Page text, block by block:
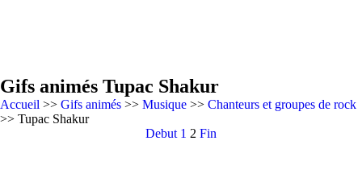
Gifs animés Tupac Shakur
Accueil >> Gifs animés >> Musique >> Chanteurs et groupes de rock
>> Tupac Shakur
Debut 1 2 Fin